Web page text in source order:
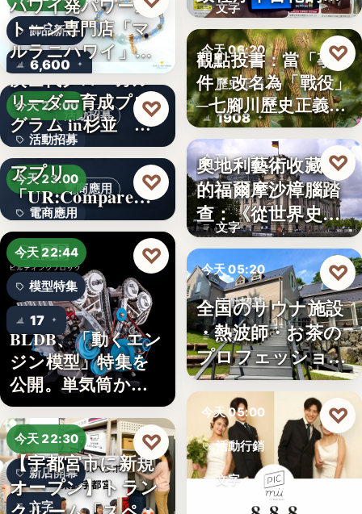
飾品新品
6,600
ハワイ発パワース
トーン専門店「マ
ルラニハワイ」よ
り、海を…
活動招募
今天 23:00
活動招募
5
次世代グローカル
リーダー育成プロ
グラム in杉並 募
集中…
♡
電商應用
今天 23:00
電商應用
文字
【海外向け】EC
アプリ
「UR:Compare
＆…
♡
今天 22:44
模型特集
17
BLDB、「動くエン
ジン模型」特集を
公開。単気筒から
V8…
♡
今天 22:30
新店開幕
文字
【宇都宮市に新規
オープン】トラン
♡
文字
治缺口
今天 06:20
歷史正義
1908
觀點投書：當「事
件」改名為「戰役」
─七腳川歷史正義不
能停…
♡
今天 06:00
樟腦史
文字
奧地利藝術收藏家
的福爾摩沙樟腦踏
查：《從世界史看
德意志帝…
♡
今天 05:20
活動招募
文字
全国のサウナ施設
・熱波師・お茶の
プロフェッショナ
ル募集！…
♡
今天 05:00
活動行銷
文字
♡